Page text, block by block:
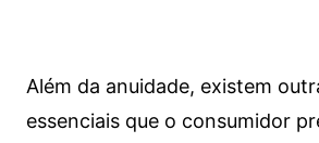
Além da anuidade, existem
essenciais que o consumidor